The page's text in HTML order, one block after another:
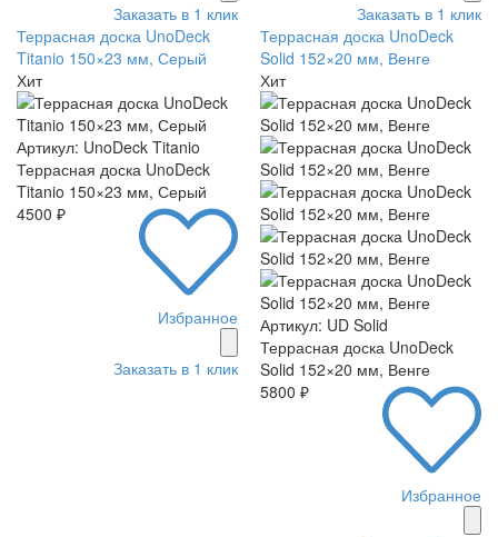
Заказать в 1 клик
Заказать в 1 клик
Террасная доска UnoDeck
Titanio 150×23 мм, Серый
Хит
Артикул: UnoDeck Titanio
Террасная доска UnoDeck
Titanio 150×23 мм, Серый
4500 ₽
Избранное
Заказать в 1 клик
Террасная доска UnoDeck
Solid 152×20 мм, Венге
Хит
Артикул: UD Solid
Террасная доска UnoDeck
Solid 152×20 мм, Венге
5800 ₽
Избранное